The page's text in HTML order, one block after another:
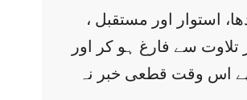
مانند سیدھا، استوار اور مستقبل ،
سے فارغ ہو کر اور
اس وقت قطعی خبر نہ